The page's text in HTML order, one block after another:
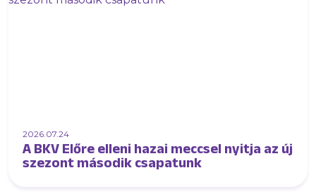
2026.07.24
A BKV Előre elleni hazai meccsel nyitja az új
szezont második csapatunk